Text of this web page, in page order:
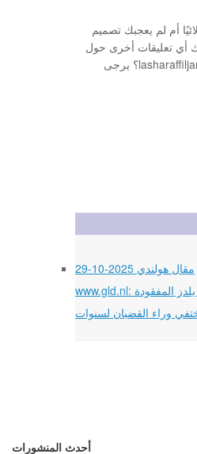
أم لم يعجبك تصميم
أي تعليقات أخرى حول
موقع lasharaffiljareemah.net؟ يرجى
29-10-2025 مقال هولندي
www.gld.nl: شريك يلدز المفقودة
وراء القضبان لسنوات
أحدث المنشورات